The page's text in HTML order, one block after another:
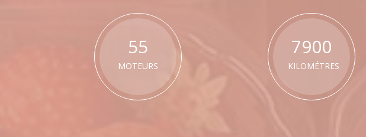
55
MOTEURS
7900
KILOMÉTRES